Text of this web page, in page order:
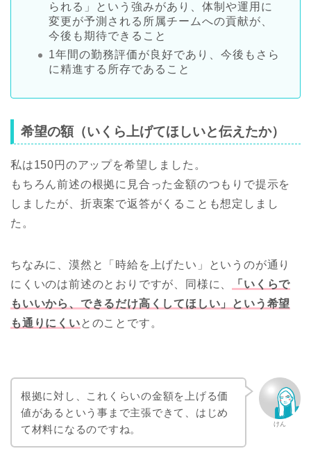
られる」という強みがあり、体制や運用に
変更が予測される所属チームへの貢献が、
今後も期待できること
1年間の勤務評価が良好であり、今後もさら
に精進する所存であること
希望の額（いくら上げてほしいと伝えたか）
私は150円のアップを希望しました。
もちろん前述の根拠に見合った金額のつもりで提示を
しましたが、折衷案で返答がくることも想定しまし
た。
ちなみに、漠然と「時給を上げたい」というのが通り
にくいのは前述のとおりですが、同様に、
「いくらで
もいいから、できるだけ高くしてほしい」という希望
も通りにくいとのことです。
けん
根拠に対し、これくらいの金額を上げる価
値があるという事まで主張できて、はじめ
て材料になるのですね。